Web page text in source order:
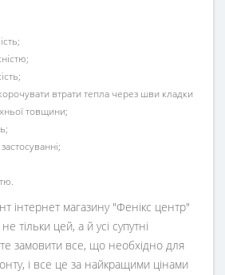
втрати тепла через шви кладки
товщини;
інтернет магазину "Фенікс центр"
тільки цей, а й усі супутні
замовити все, що необхідно для
і все це за найкращими цінами